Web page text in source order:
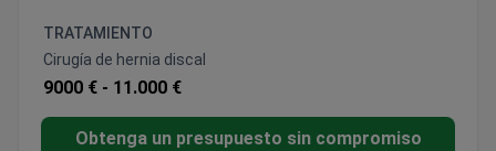
rehabilitación son las principales especialidades del
Hospital San Donato.
TRATAMIENTO
Cirugía de hernia discal
9000 € - 11.000 €
Obtenga un presupuesto sin compromiso